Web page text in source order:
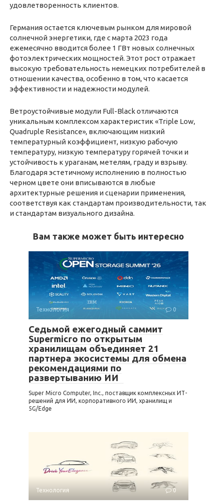
удовлетворенность клиентов.
Германия остается ключевым рынком для мировой
солнечной энергетики, где с марта 2023 года
ежемесячно вводится более 1 ГВт новых солнечных
фотоэлектрических мощностей. Этот рост отражает
высокую требовательность немецких потребителей в
отношении качества, особенно в том, что касается
эффективности и надежности модулей.
Ветроустойчивые модули Full-Black отличаются
уникальным комплексом характеристик «Triple Low,
Quadruple Resistance», включающим низкий
температурный коэффициент, низкую рабочую
температуру, низкую температуру горячей точки и
устойчивость к ураганам, метелям, граду и взрыву.
Благодаря эстетичному исполнению в полностью
черном цвете они вписываются в любые
архитектурные решения и сценарии применения,
соответствуя как стандартам производительности, так
и стандартам визуального дизайна.
Вам также может быть интересно
Технология 0
Седьмой ежегодный саммит
Supermicro по открытым
хранилищам объединяет 21
партнера экосистемы для обмена
рекомендациями по
развертыванию ИИ
Super Micro Computer, Inc., поставщик комплексных ИТ-
решений для ИИ, корпоративного ИИ, хранилищ и
5G/Edge
Технология 0